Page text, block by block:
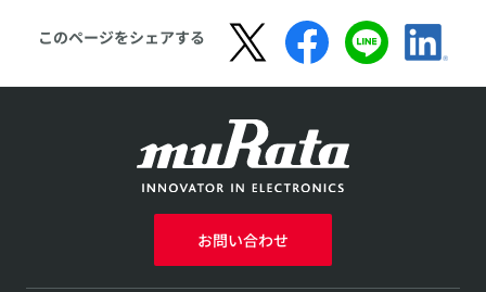
このページをシェアする
お問い合わせ